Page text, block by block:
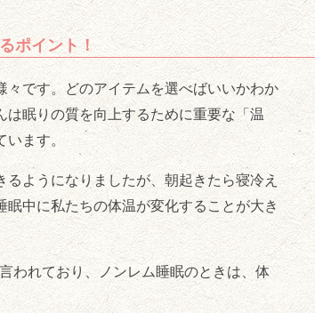
ポイント！
です。どのアイテムを選べばいいかわか
眠りの質を向上するために重要な「温
います。
ようになりましたが、朝起きたら寝冷え
中に私たちの体温が変化することが大き
われており、ノンレム睡眠のときは、体